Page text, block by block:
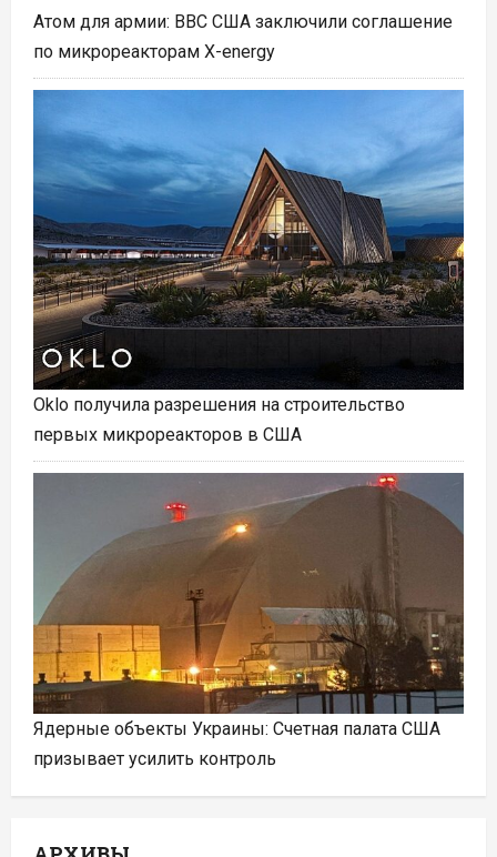
Атом для армии: ВВС США заключили соглашение
по микрореакторам X-energy
Oklo получила разрешения на строительство
первых микрореакторов в США
Ядерные объекты Украины: Счетная палата США
призывает усилить контроль